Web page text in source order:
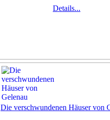
Details...
Die verschwundenen Häuser von